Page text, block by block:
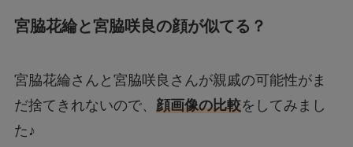
宮脇花綸と宮脇咲良の顔が似てる？
宮脇花綸さんと宮脇咲良さんが親戚の可能性がま
だ捨てきれないので、 顔画像の比較をしてみまし
た♪